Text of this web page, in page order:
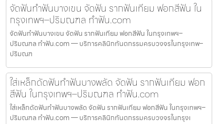
จัดฟันทำฟันบางเขน จัดฟัน รากฟันเทียม ฟอกสีฟัน ใน
กรุงเทพฯ–ปริมณฑล ทำฟัน.com
จัดฟันทำฟันบางเขน จัดฟัน รากฟันเทียม ฟอกสีฟัน ในกรุงเทพฯ–
ปริมณฑล ทำฟัน.com — บริการคลินิกทันตกรรมครบวงจรในกรุงเทพ–
ปริมณฑ
ใส่เหล็กดัดฟันทำฟันบางพลัด จัดฟัน รากฟันเทียม ฟอก
สีฟัน ในกรุงเทพฯ–ปริมณฑล ทำฟัน.com
ใส่เหล็กดัดฟันทำฟันบางพลัด จัดฟัน รากฟันเทียม ฟอกสีฟัน ในกรุงเทพฯ–
ปริมณฑล ทำฟัน.com — บริการคลินิกทันตกรรมครบวงจรในกรุงเ